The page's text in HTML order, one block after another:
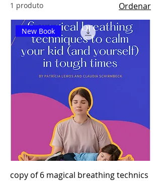
1 produto Ordenar
New Book
copy of 6 magical breathing technics